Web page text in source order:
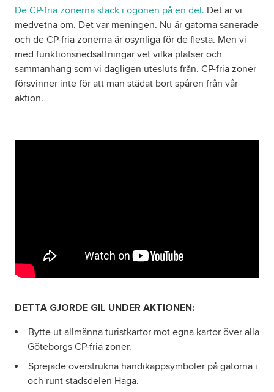
De CP-fria zonerna stack i ögonen på en del. Det är vi
medvetna om. Det var meningen. Nu är gatorna sanerade
och de CP-fria zonerna är osynliga för de flesta. Men vi
med funktionsnedsättningar vet vilka platser och
sammanhang som vi dagligen utesluts från. CP-fria zoner
försvinner inte för att man städat bort spåren från vår
aktion.
DETTA GJORDE GIL UNDER AKTIONEN:
Bytte ut allmänna turistkartor mot egna kartor över alla
Göteborgs CP-fria zoner.
Sprejade överstrukna handikappsymboler på gatorna i
och runt stadsdelen Haga.